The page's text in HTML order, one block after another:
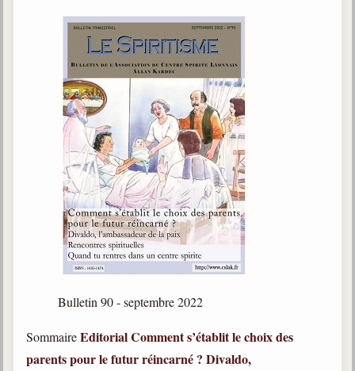
Vidéos courtes de Divaldo
Liens spirites
Centres spirites
Belgique, Lux. et Canada
Fédérations spirites
Médias spirites
Bulletin 90 - septembre 2022
SommaireEditorialComment s’établit le choix des
parents pour le futur réincarné ? Divaldo,